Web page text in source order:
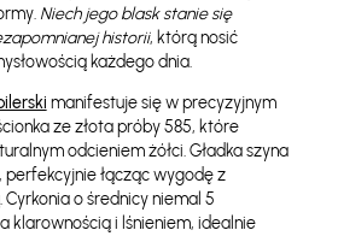
Niech jego blask stanie się
historii, którą nosić
każdego dnia.
manifestuje się w precyzyjnym
ze złota próby 585, które
odcieniem żółci. Gładka szyna
łącząc wygodę z
o średnicy niemal 5
klarownością i lśnieniem, idealnie